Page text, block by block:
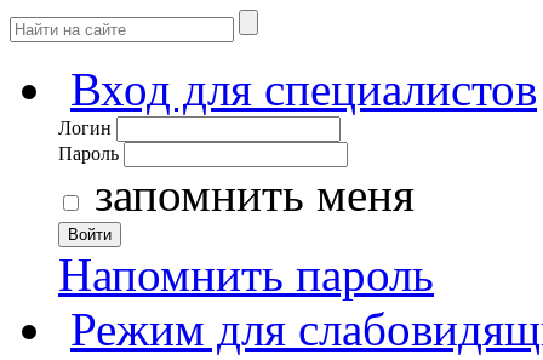
Вход для специалистов
Логин
Пароль
запомнить меня
Войти
Напомнить пароль
Режим для